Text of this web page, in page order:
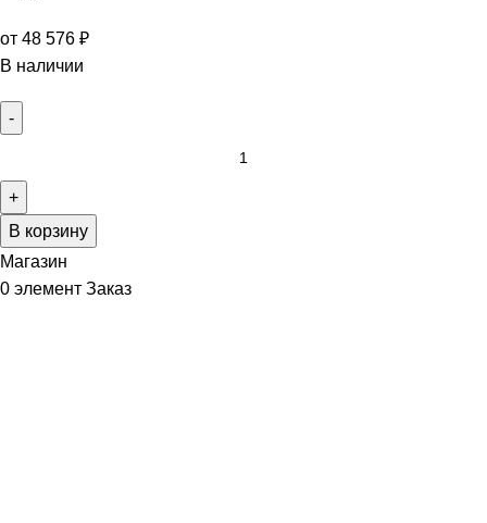
от 48 576 ₽
В наличии
В корзину
Магазин
0 элемент Заказ